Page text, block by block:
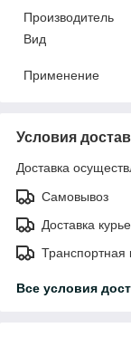
Производитель
Вид
Применение
Условия
Доставка
Самовывоз
Доставка
Транспортная
Все условия